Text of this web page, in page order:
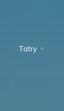
Tatry